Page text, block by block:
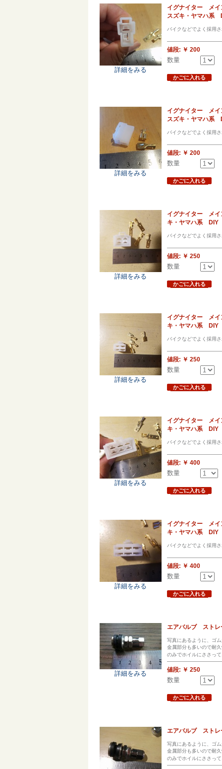
詳細をみる
イグナイター メ
スズキ・ヤマハ系
バイクなどでよく採用
値段: ￥ 200
数量
かごに入れる
詳細をみる
イグナイター メ
スズキ・ヤマハ系
バイクなどでよく採用
値段: ￥ 200
数量
かごに入れる
詳細をみる
イグナイター メ
キ・ヤマハ系 DIY
バイクなどでよく採用
値段: ￥ 250
数量
かごに入れる
詳細をみる
イグナイター メ
キ・ヤマハ系 DIY
バイクなどでよく採用
値段: ￥ 250
数量
かごに入れる
詳細をみる
イグナイター メ
キ・ヤマハ系 DIY
バイクなどでよく採用
値段: ￥ 400
数量
かごに入れる
詳細をみる
イグナイター メ
キ・ヤマハ系 DIY
バイクなどでよく採用
値段: ￥ 400
数量
かごに入れる
詳細をみる
エアバルブ スト
写真にあるように、ゴ
金属部分も多いので耐
のみでホイルにささっ
値段: ￥ 250
数量
かごに入れる
エアバルブ スト
写真にあるように、ゴ
金属部分も多いので耐
のみでホイルにささっ